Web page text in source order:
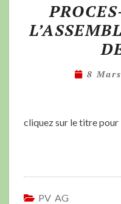
8
cliquez sur le titre pour
PV AG